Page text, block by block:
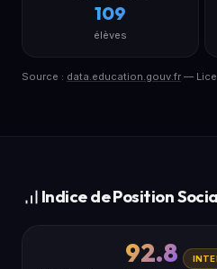
109
élèves
Source : data.education.gouv.fr —
Indice de Position
92.8